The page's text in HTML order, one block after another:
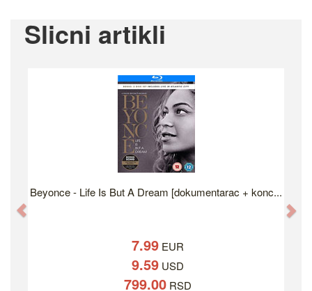
Slicni artikli
Beyonce - Life Is But A Dream [dokumentarac + konc...
7.99 EUR
9.59 USD
799.00 RSD